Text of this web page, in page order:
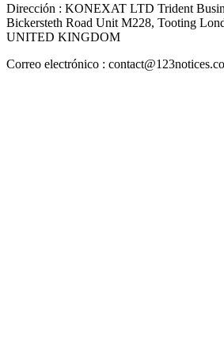
Dirección : KONEXAT LTD Trident
Bickersteth Road Unit M228, Tooting
UNITED KINGDOM
Correo electrónico :